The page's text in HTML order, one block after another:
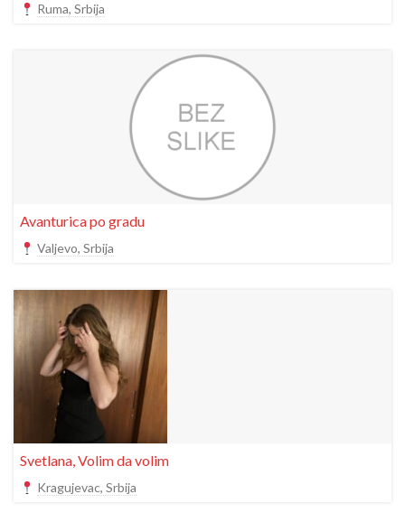
Ruma, Srbija
Avanturica po gradu
Valjevo, Srbija
Svetlana, Volim da volim
Kragujevac, Srbija